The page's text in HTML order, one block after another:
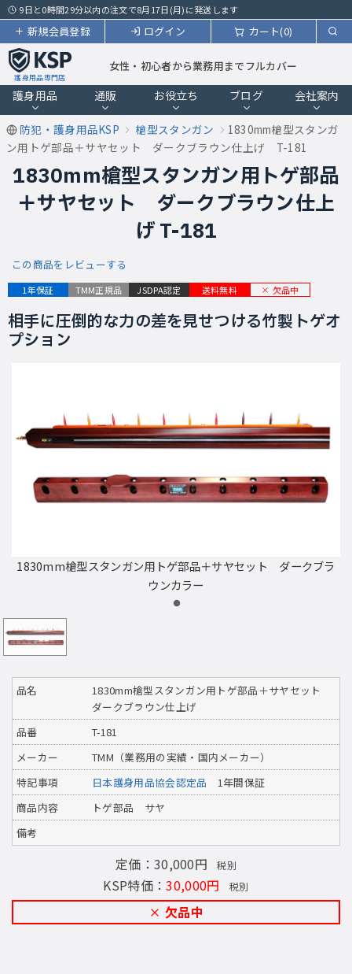
9日と0時間29分以内の注文で8月17日(月)に発送します
カート(0)
ログイン
新規会員登録
護身用品専門店
女性・初心者から業務用までフルカバー
護身用品 通販 お役立ち ブログ 会社案内
防犯・護身用品KSP 槍型スタンガン
1830mm槍型スタンガ
ン用トゲ部品＋サヤセット ダークブラウン仕上げ T-181
1830mm槍型スタンガン用トゲ部品
＋サヤセット ダークブラウン仕上
げ T-181
この商品をレビューする
1年保証 TMM正規品 JSDPA認定 送料無料 欠品中
相手に圧倒的な力の差を見せつける竹製トゲオ
プション
1830mm槍型スタンガン用トゲ部品＋サヤセット ダークブラ
ウンカラー
品名
1830mm槍型スタンガン用トゲ部品＋サヤセット
ダークブラウン仕上げ
品番
T-181
メーカー
TMM（業務用の実績・国内メーカー）
特記事項
日本護身用品協会認定品 1年間保証
商品内容
トゲ部品 サヤ
備考
定価：30,000円 税別
KSP特価：30,000円 税別
欠品中